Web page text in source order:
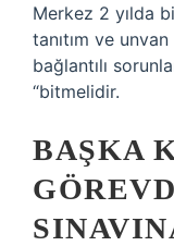
Merkez 2 yılda
tanıtım ve unvan
bağlantılı
“bitmelidir.
BAŞKA